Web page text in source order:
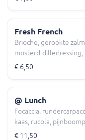
Fresh French
Brioche, gerookte
mosterd-
€ 6,50
@ Lunch
Focaccia,
kaas, rucola,
€ 11,50